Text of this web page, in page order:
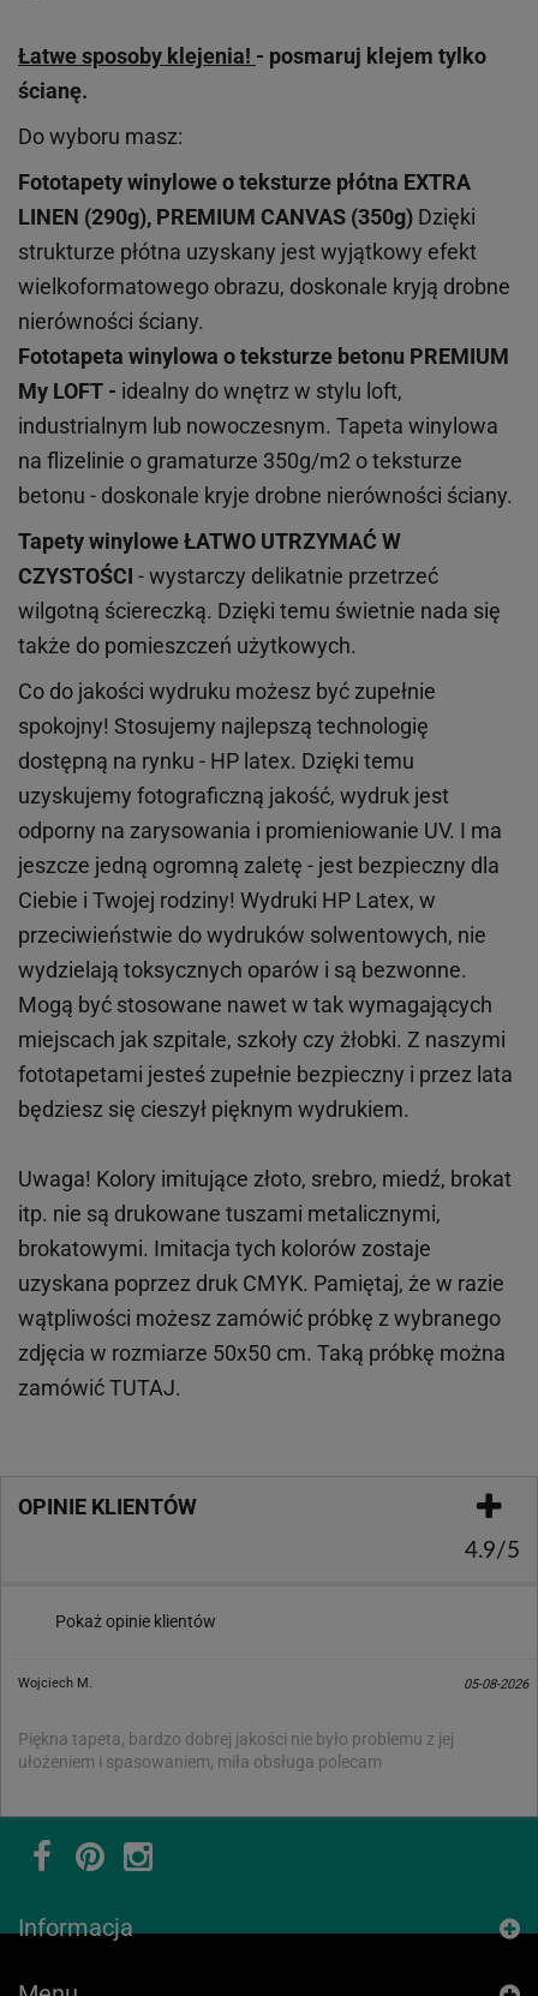
Łatwe sposoby klejenia! - posmaruj klejem tylko
ścianę.
Do wyboru masz:
Fototapety winylowe oteksturze płótna EXTRA
LINEN (290g), PREMIUM CANVAS (350g) Dzięki
strukturze płótna uzyskany jest wyjątkowy efekt
wielkoformatowego obrazu, doskonale kryją drobne
nierówności ściany.
Fototapeta winylowa oteksturze betonu PREMIUM
My LOFT - idealny do wnętrz w stylu loft,
industrialnym lub nowoczesnym. Tapeta winylowa
na flizelinie o gramaturze 350g/m2 o teksturze
betonu - doskonale kryje drobne nierówności ściany.
Tapety winyloweŁATWO UTRZYMAĆ W
CZYSTOŚCI - wystarczy delikatnie przetrzeć
wilgotną ściereczką. Dzięki temu świetnie nada się
także do pomieszczeń użytkowych.
Co do jakości wydruku możesz być zupełnie
spokojny! Stosujemy najlepszą technologię
dostępną na rynku - HP latex. Dzięki temu
uzyskujemy fotograficzną jakość, wydruk jest
odporny na zarysowania i promieniowanie UV. I ma
jeszcze jedną ogromną zaletę - jest bezpieczny dla
Ciebie i Twojej rodziny! Wydruki HP Latex, w
przeciwieństwie do wydruków solwentowych, nie
wydzielają toksycznych oparów i są bezwonne.
Mogą być stosowane nawet w tak wymagających
miejscach jak szpitale, szkoły czy żłobki. Z naszymi
fototapetami jesteś zupełnie bezpieczny i przez lata
będziesz się cieszył pięknym wydrukiem.
Uwaga! Kolory imitujące złoto, srebro, miedź, brokat
itp. nie są drukowane tuszami metalicznymi,
brokatowymi. Imitacja tych kolorów zostaje
uzyskana poprzez druk CMYK. Pamiętaj, że w razie
wątpliwości możesz zamówić próbkę z wybranego
zdjęcia w rozmiarze 50x50 cm. Taką próbkę można
zamówićTUTAJ.
OPINIE KLIENTÓW
4.9/5
Pokaż opinie klientów
Wojciech M. 05-08-2026
Piękna tapeta, bardzo dobrej jakości nie było problemu z jej
ułożeniem i spasowaniem, miła obsługa polecam
Informacja